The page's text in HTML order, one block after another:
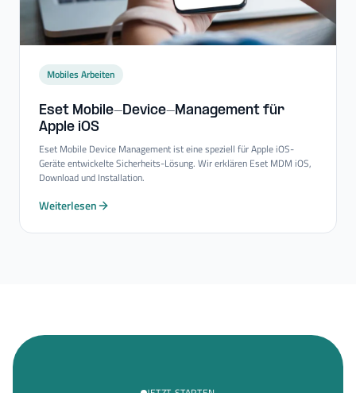
Mobiles Arbeiten
Eset Mobile-​Device-​Management für
Apple iOS
Eset Mobile Device Management ist eine speziell für Apple iOS-
Geräte entwickelte Sicherheits-Lösung. Wir erklären Eset MDM iOS,
Download und Installation.
Weiterlesen